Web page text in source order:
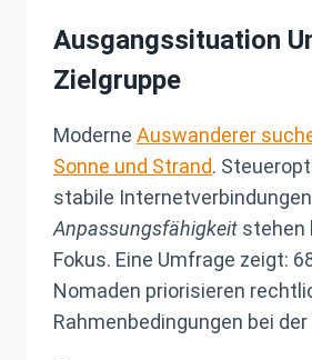
Ausgangssituation
Zielgruppe
Moderne Auswanderer
Sonne und Strand.
stabile
Anpassungsfähigkeit stehen
Fokus. Eine Umfrage zeigt:
Nomaden priorisieren
Rahmenbedingungen bei